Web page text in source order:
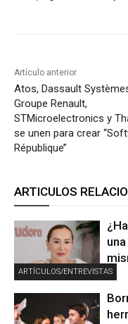
Artículo anterior
Atos, Dassault
Groupe Renault,
STMicroelectronics y
se unen para crear
République’’
ARTICULOS
ARTÍCULOS/ENTREVISTAS